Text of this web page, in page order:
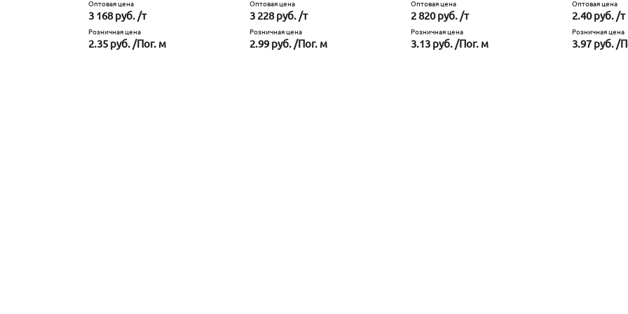
Оптовая цена
3 168 руб. /т
Розничная цена
2.35 руб. /Пог. м
Оптовая цена
3 228 руб. /т
Розничная цена
2.99 руб. /Пог. м
Оптовая цена
2 820 руб. /т
Розничная цена
3.13 руб. /Пог. м
Оптовая цена
2.40 руб. /т
Розничная цена
3.97 руб. /